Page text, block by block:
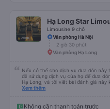
Hạ Long Star
Limousine 9 chỗ
Văn phòng Hà Nội
2 giờ 30 phút
Văn phòng Hạ Long
Nếu có thể cho dịch vụ đưa đón này
đã sử dụng dịch vụ của họ để đưa
Hạ Long, và tôi viết bài đánh giá
thực sự là những anh hùng. Chuyến
sẽ lỡ chuyến xe đã đặt trước, có khả
Xem thêm
Không cần thanh toán trước